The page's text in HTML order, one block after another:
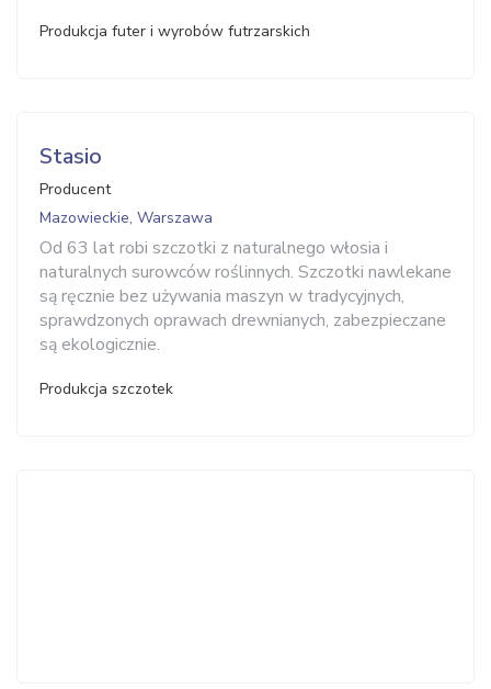
Produkcja futer i wyrobów futrzarskich
Stasio
Producent
Mazowieckie, Warszawa
Od 63 lat robi szczotki z naturalnego włosia i
naturalnych surowców roślinnych. Szczotki nawlekane
są ręcznie bez używania maszyn w tradycyjnych,
sprawdzonych oprawach drewnianych, zabezpieczane
są ekologicznie.
Produkcja szczotek